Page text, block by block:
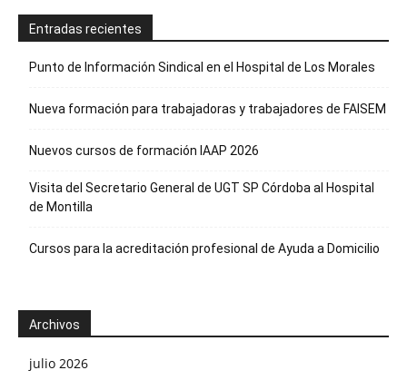
Entradas recientes
Punto de Información Sindical en el Hospital de Los Morales
Nueva formación para trabajadoras y trabajadores de FAISEM
Nuevos cursos de formación IAAP 2026
Visita del Secretario General de UGT SP Córdoba al Hospital
de Montilla
Cursos para la acreditación profesional de Ayuda a Domicilio
Archivos
julio 2026